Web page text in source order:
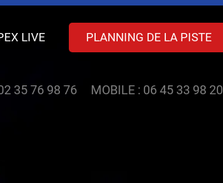
LIVE PLANNING DE LA PISTE
35 76 98 76 MOBILE : 06 45 33 98 20